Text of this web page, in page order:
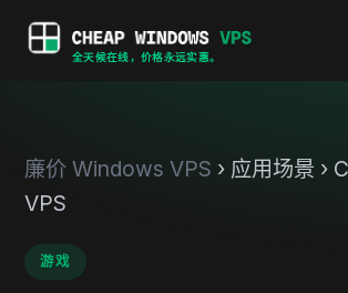
全天候在线，价格永远实惠。
廉价 Windows VPS › 应用场景 ›
VPS
游戏